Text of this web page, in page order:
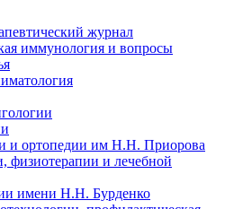
журнал
иммунология и вопросы
и ортопедии им Н.Н. Приорова
физиотерапии и лечебной
имени Н.Н. Бурденко